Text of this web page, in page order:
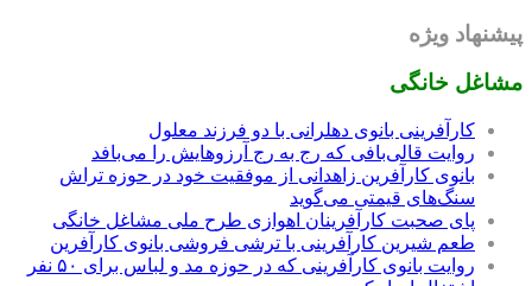
پیشنهاد ویژه
مشاغل خانگی
کارآفرینی بانوی دهلرانی با دو فرزند معلول
روایت قالی‌بافی که رج به رج آرزوهایش را می‌بافد
بانوی کارآفرین زاهدانی از موفقیت خود در حوزه تراش
سنگ‌های قیمتی می‌گوید
پای صحبت کارآفرینان اهوازی طرح ملی مشاغل خانگی
طعم شیرین کارآفرینی با ترشی فروشی بانوی کارآفرین
روایت بانوی کارآفرینی که در حوزه مد و لباس برای ۵۰ نفر